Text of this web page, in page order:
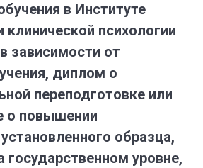
в Институте
клинической психологии
зависимости от
диплом о
переподготовке или
о повышении
образца,
государственном уровне,